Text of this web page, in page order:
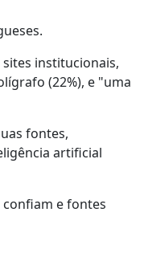
institucionais,
(22%), e "uma
fontes,
artificial
e fontes